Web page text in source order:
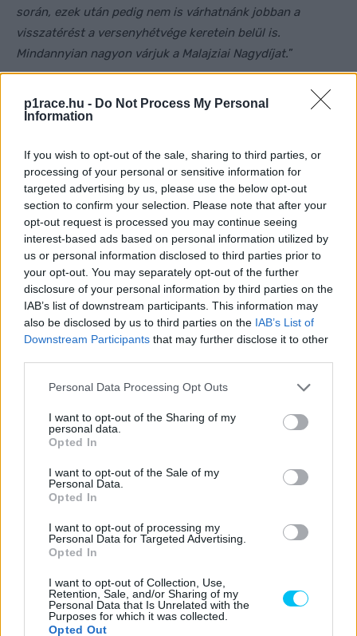
p1race.hu - Do Not Process My Personal
Information
If you wish to opt-out of the sale, sharing to third parties, or
processing of your personal or sensitive information for
targeted advertising by us, please use the below opt-out
section to confirm your selection. Please note that after your
opt-out request is processed you may continue seeing
interest-based ads based on personal information utilized by
us or personal information disclosed to third parties prior to
your opt-out. You may separately opt-out of the further
disclosure of your personal information by third parties on the
IAB’s list of downstream participants. This information may
also be disclosed by us to third parties on the IAB’s List of
Downstream Participants that may further disclose it to other
Please note that this website/app uses one or more Google
not limited to your visit or usage behaviour. You may click to
grant or deny consent to Google and its third-party tags to
use your data for below specified purposes in below Google
consent section.
Personal Data Processing Opt Outs
I want to opt-out of the Sharing of my
personal data.
Opted In
I want to opt-out of the Sale of my
Personal Data.
Opted In
I want to opt-out of processing my
Personal Data for Targeted Advertising.
Opted In
I want to opt-out of Collection, Use,
Retention, Sale, and/or Sharing of my
Personal Data that Is Unrelated with the
Purposes for which it was collected.
Opted Out
során, ezek után pedig nem is várhatnánk jobban a
visszatérést a versenyhétvége keretein belül is.
Mindannyian nagyon várjuk a Malajziai Nagydíjat.”
Ezpeleta a MotoGP és a Petronas partnerségét a
következőképpen foglalta össze
Petronas. Az ő jelenlétük egyet jelent a kiválósággal és a
sikerrel, és nagyszerűen képviselik Malajziát a világban.. A
Maláj Nagydíjnak nem is lehetne jobb névadó szponzora.
Ők is főszereplői ennek a megállapodásnak.„
CIMKÉK Maláj Nagydíj Malajzia Petronas Sepang
Előző cikk
Dani Pedrosa 2022-ben
Következő cikk
A Michelin mossa kezeit
Varga Ákos
https://p1race.hu
Valentino Rossin nőttem fel, és szerintem ő marad "A" kedvenc